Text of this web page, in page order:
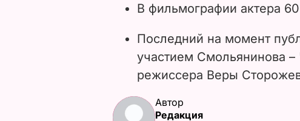
В фильмографии актера
Последний на момент
участием Смольянинова
режиссера Веры
Автор
Редакция